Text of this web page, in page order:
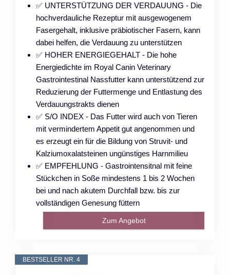
✅ UNTERSTÜTZUNG DER VERDAUUNG - Die
hochverdauliche Rezeptur mit ausgewogenem
Fasergehalt, inklusive präbiotischer Fasern, kann
dabei helfen, die Verdauung zu unterstützen
✅ HOHER ENERGIEGEHALT - Die hohe
Energiedichte im Royal Canin Veterinary
Gastrointestinal Nassfutter kann unterstützend zur
Reduzierung der Futtermenge und Entlastung des
Verdauungstrakts dienen
✅ S/O INDEX - Das Futter wird auch von Tieren
mit vermindertem Appetit gut angenommen und
es erzeugt ein für die Bildung von Struvit- und
Kalziumoxalatsteinen ungünstiges Harnmilieu
✅ EMPFEHLUNG - Gastrointensitnal mit feine
Stückchen in Soße mindestens 1 bis 2 Wochen
bei und nach akutem Durchfall bzw. bis zur
vollständigen Genesung füttern
Zum Angebot
BESTSELLER NR. 4